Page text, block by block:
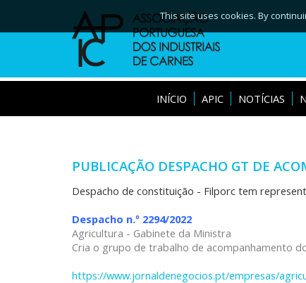
INÍCIO APIC NOTÍCIAS
PUBLICAÇÃO DESPACHO GT DE
Despacho de constituição - Filporc tem
Despacho n.º 2294/2022
Agricultura - Gabinete da Ministra
Cria o grupo de trabalho de acompanhamento
https://www.jornaldenegocios.pt/empresas/
This site uses cookies. By